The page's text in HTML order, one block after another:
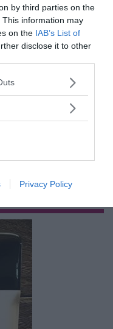
by third parties on the
This information may
on the IAB’s List of
disclose it to other
one or more Google
You may click to
in below Google
Privacy Policy